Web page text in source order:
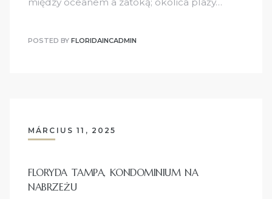
POSTED BY FLORIDAINCADMIN
MÁRCIUS 11, 2025
FLORYDA TAMPA, KONDOMINIUM NA
NABRZEŻU